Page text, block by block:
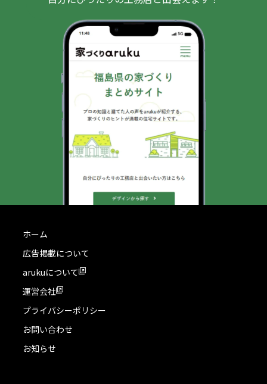
ホーム
広告掲載について
arukuについて
運営会社
プライバシーポリシー
お問い合わせ
お知らせ